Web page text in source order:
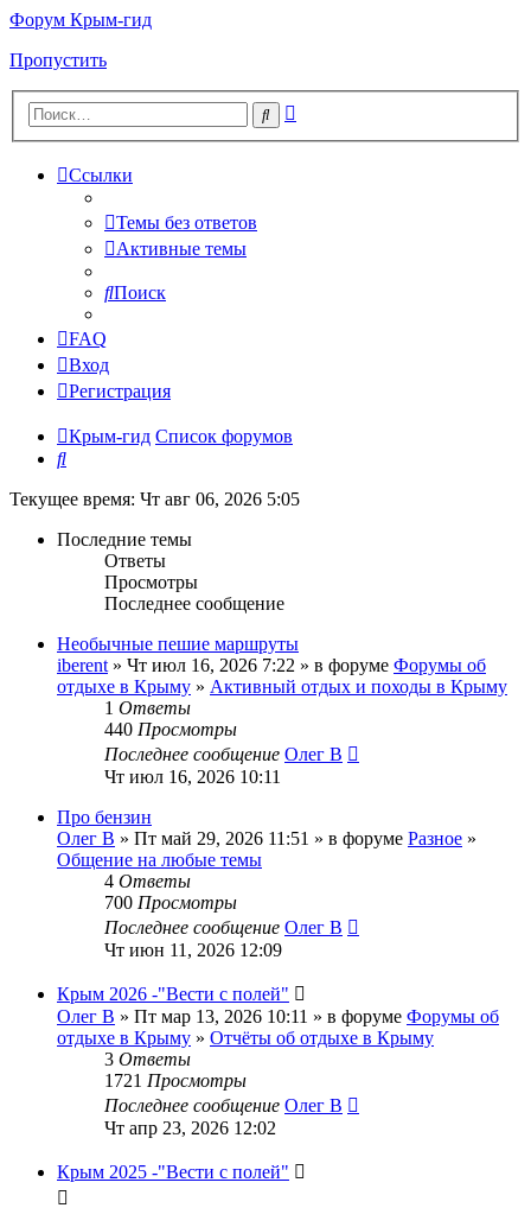
Форум Крым-гид
Пропустить
Поиск
Ссылки
Темы без ответов
Активные темы
Поиск
FAQ
Вход
Регистрация
Крым-гид Список форумов
Поиск
Текущее время: Чт авг 06, 2026 5:05
Последние темы
Ответы
Просмотры
Последнее сообщение
Необычные пешие маршруты
iberent » Чт июл 16, 2026 7:22 » в форуме Форумы об
отдыхе в Крыму » Активный отдых и походы в Крыму
1 Ответы
440 Просмотры
Последнее сообщение Олег В
Чт июл 16, 2026 10:11
Про бензин
Олег В » Пт май 29, 2026 11:51 » в форуме Разное »
Общение на любые темы
4 Ответы
700 Просмотры
Последнее сообщение Олег В
Чт июн 11, 2026 12:09
Крым 2026 -"Вести с полей"
Олег В » Пт мар 13, 2026 10:11 » в форуме Форумы об
отдыхе в Крыму » Отчёты об отдыхе в Крыму
3 Ответы
1721 Просмотры
Последнее сообщение Олег В
Чт апр 23, 2026 12:02
Крым 2025 -"Вести с полей"